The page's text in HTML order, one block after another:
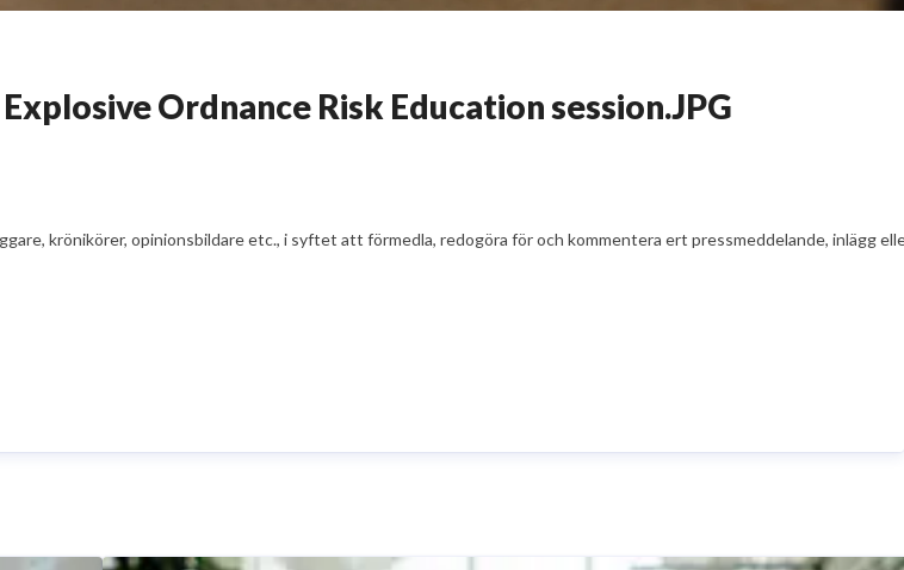
Ordnance Risk Education session.JPG
krönikörer, opinionsbildare etc., i syftet att förmedla, redogöra för och kommentera ert pressmeddelande,